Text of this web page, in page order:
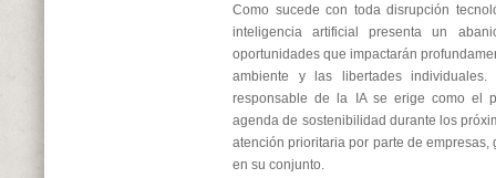
Como sucede con toda disrupción
inteligencia artificial presenta un
oportunidades que impactarán
ambiente y las libertades
responsable de la IA se erige como el
agenda de sostenibilidad durante los
atención prioritaria por parte de
en su conjunto.